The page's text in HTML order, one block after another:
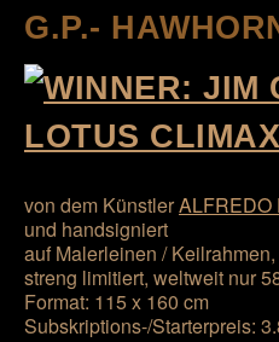
G.P.-
von dem KünstlerALFREDO
und handsigniert
auf Malerleinen /
streng limitiert, weltweit nur
Format: 115 x 160 cm
Subskriptions-/Starterpreis: